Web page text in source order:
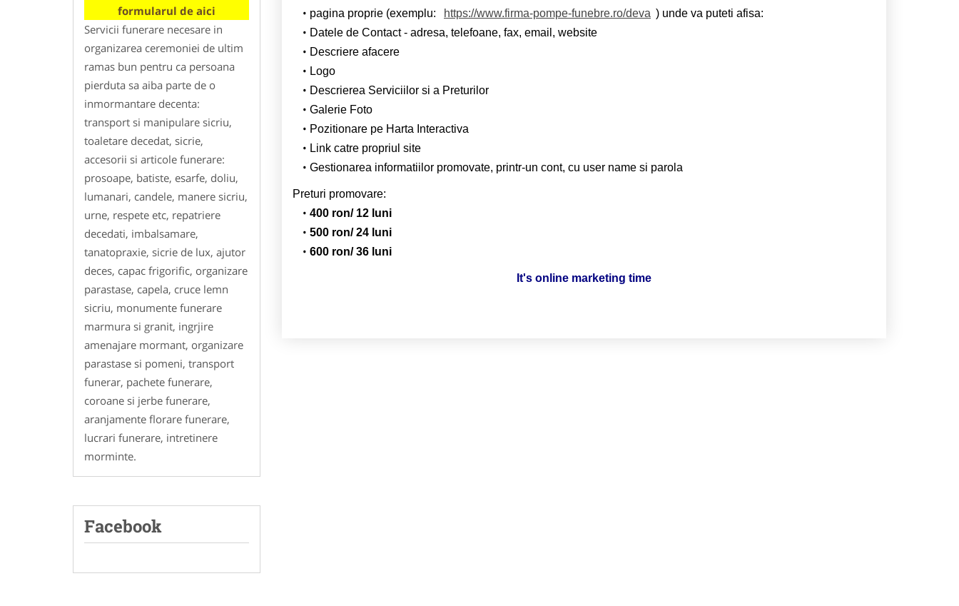
formularul de aici
Servicii funerare necesare in
organizarea ceremoniei de ultim
ramas bun pentru ca persoana
pierduta sa aiba parte de o
inmormantare decenta:
transport si manipulare sicriu,
toaletare decedat, sicrie,
accesorii si articole funerare:
prosoape, batiste, esarfe, doliu,
lumanari, candele, manere sicriu,
urne, respete etc, repatriere
decedati, imbalsamare,
tanatopraxie, sicrie de lux, ajutor
deces, capac frigorific, organizare
parastase, capela, cruce lemn
sicriu, monumente funerare
marmura si granit, ingrjire
amenajare mormant, organizare
parastase si pomeni, transport
funerar, pachete funerare,
coroane si jerbe funerare,
aranjamente florare funerare,
lucrari funerare, intretinere
morminte.
Facebook
pagina proprie (exemplu:
https://www.firma-pompe-funebre.ro/deva ) unde va puteti afisa:
Datele de Contact - adresa, telefoane, fax, email, website
Descriere afacere
Logo
Descrierea Serviciilor si a Preturilor
Galerie Foto
Pozitionare pe Harta Interactiva
Link catre propriul site
Gestionarea informatiilor promovate, printr-un cont, cu user name si parola
Preturi promovare:
400 ron/ 12 luni
500 ron/ 24 luni
600 ron/ 36 luni
It's online marketing time